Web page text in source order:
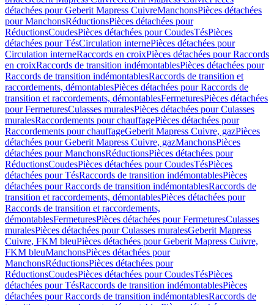
détachées pour Geberit Mapress CuivreManchonsPièces détachées
pour ManchonsRéductionsPièces détachées pour
RéductionsCoudesPièces détachées pour CoudesTésPièces
détachées pour TésCirculation internePièces détachées pour
Circulation interneRaccords en croixPièces détachées pour Raccords
en croixRaccords de transition indémontablesPièces détachées pour
Raccords de transition indémontablesRaccords de transition et
raccordements, démontablesPièces détachées pour Raccords de
transition et raccordements, démontablesFermeturesPièces détachées
pour FermeturesCulasses muralesPièces détachées pour Culasses
muralesRaccordements pour chauffagePièces détachées pour
Raccordements pour chauffageGeberit Mapress Cuivre, gazPièces
détachées pour Geberit Mapress Cuivre, gazManchonsPièces
détachées pour ManchonsRéductionsPièces détachées pour
RéductionsCoudesPièces détachées pour CoudesTésPièces
détachées pour TésRaccords de transition indémontablesPièces
détachées pour Raccords de transition indémontablesRaccords de
transition et raccordements, démontablesPièces détachées pour
Raccords de transition et raccordements,
démontablesFermeturesPièces détachées pour FermeturesCulasses
muralesPièces détachées pour Culasses muralesGeberit Mapress
Cuivre, FKM bleuPièces détachées pour Geberit Mapress Cuivre,
FKM bleuManchonsPièces détachées pour
ManchonsRéductionsPièces détachées pour
RéductionsCoudesPièces détachées pour CoudesTésPièces
détachées pour TésRaccords de transition indémontablesPièces
détachées pour Raccords de transition indémontablesRaccords de